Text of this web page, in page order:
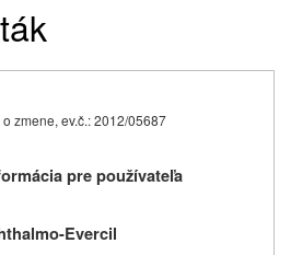
zmene, ev.č.: 2012/05687
pre používateľa
-Evercil